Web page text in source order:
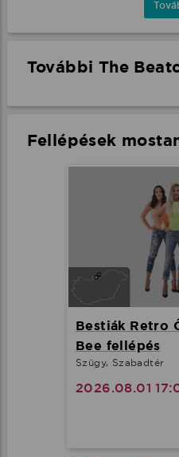
További The
Fellépések
Bestiák Retro
Bee fellépés
Szügy, Szabadtér
2026.08.01